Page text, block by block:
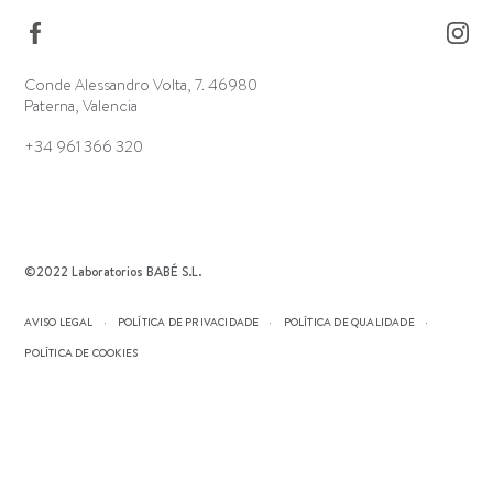
Conde Alessandro Volta, 7. 46980
Paterna, Valencia
+34 961 366 320
©2022 Laboratorios BABÉ S.L.
AVISO LEGAL POLÍTICA DE PRIVACIDADE
POLÍTICA DE QUALIDADE
POLÍTICA DE COOKIES